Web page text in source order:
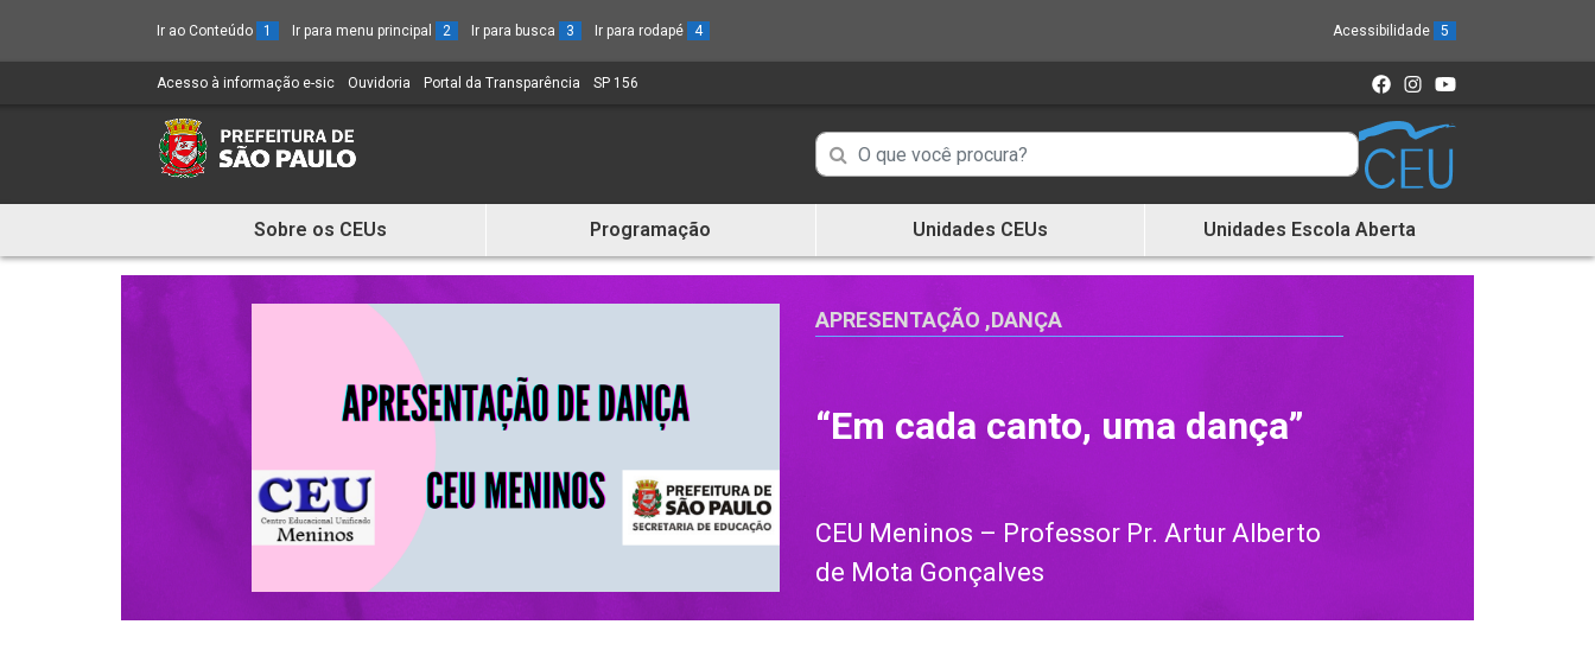
Ir ao Conteúdo 1 Ir para menu principal 2 Ir para busca 3 Ir para rodapé 4 Acessibilidade 5
Acesso à informação e-sic (Link
um
novo
Ouvidoria (Link
Portal da Transparência (Link
SP 156
Campo
de
de
informações
Campo
de
Busca
informações
e
Sobre os CEUs Programação Unidades CEUs Unidades Escola Aberta
APRESENTAÇÃO ,DANÇA
“Em cada canto, uma dança”
CEU Meninos – Professor Pr. Artur Alberto
de Mota Gonçalves